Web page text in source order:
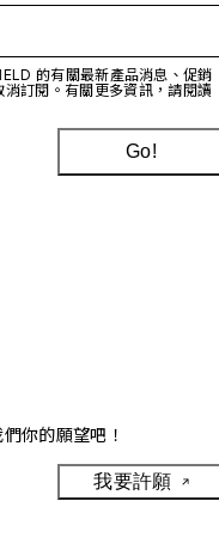
的有關最新產品消息、促銷
訂閱。有關更多資訊，請閱讀
Go!
你的願望吧！
我要許願